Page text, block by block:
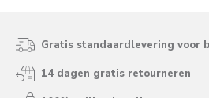
Gratis standaardlevering voor
14 dagen gratis retourneren